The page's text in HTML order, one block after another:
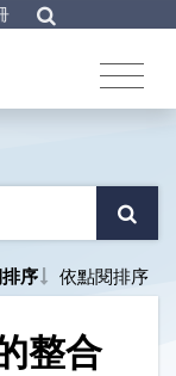
序 依點閱排序
整合